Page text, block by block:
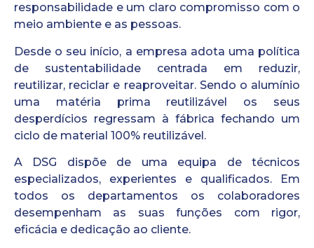
responsabilidade e um claro compromisso com o
meio ambiente e as pessoas.
Desde o seu início, a empresa adota uma política
de sustentabilidade centrada em reduzir,
reutilizar, reciclar e reaproveitar. Sendo o alumínio
uma matéria prima reutilizável os seus
desperdícios regressam à fábrica fechando um
ciclo de material 100% reutilizável.
A DSG dispõe de uma equipa de técnicos
especializados, experientes e qualificados. Em
todos os departamentos os colaboradores
desempenham as suas funções com rigor,
eficácia e dedicação ao cliente.